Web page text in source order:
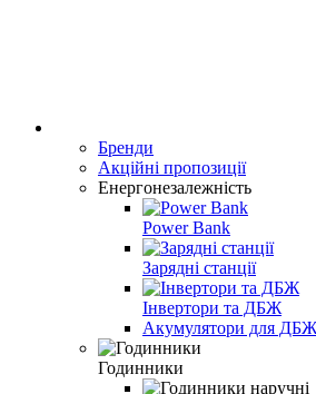
Бренди
Акційні пропозиції
Енергонезалежність
Power Bank
Зарядні станції
Інвертори та ДБЖ
Акумулятори для ДБЖ
Годинники